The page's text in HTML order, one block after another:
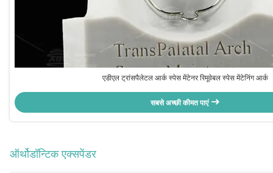
एडीएल ट्रांसपैलेटल आर्क स्पेस मेंटेनर रिमूवेबल स्पेस मेंटेनिंग आर्क
सबसे अच्छी कीमत पाएं
ऑर्थोडॉन्टिक एक्सपेंडर